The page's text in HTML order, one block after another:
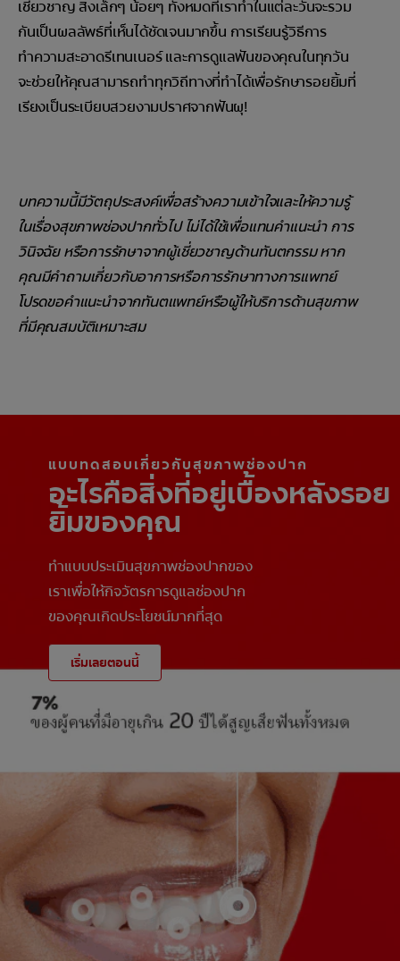
เชี่ยวชาญ สิ่งเล็กๆ น้อยๆ ทั้งหมดที่เราทำในแต่ละวันจะรวม
กันเป็นผลลัพธ์ที่เห็นได้ชัดเจนมากขึ้น การเรียนรู้วิธีการ
ทำความสะอาดรีเทนเนอร์ และการดูแลฟันของคุณในทุกวัน
จะช่วยให้คุณสามารถทำทุกวิถีทางที่ทำได้เพื่อรักษารอยยิ้มที่
เรียงเป็นระเบียบสวยงามปราศจากฟันผุ!
บทความนี้มีวัตถุประสงค์เพื่อสร้างความเข้าใจและให้ความรู้
ในเรื่องสุขภาพช่องปากทั่วไป ไม่ได้ใช้เพื่อแทนคำแนะนำ การ
วินิจฉัย หรือการรักษาจากผู้เชี่ยวชาญด้านทันตกรรม หาก
คุณมีคำถามเกี่ยวกับอาการหรือการรักษาทางการแพทย์
โปรดขอคำแนะนำจากทันตแพทย์หรือผู้ให้บริการด้านสุขภาพ
ที่มีคุณสมบัติเหมาะสม
แบบทดสอบเกี่ยวกับสุขภาพช่องปาก
อะไรคือสิ่งที่อยู่เบื้องหลังรอย
ยิ้มของคุณ
ทำแบบประเมินสุขภาพช่องปากของ
เราเพื่อให้กิจวัตรการดูแลช่องปาก
ของคุณเกิดประโยชน์มากที่สุด
เริ่มเลยตอนนี้